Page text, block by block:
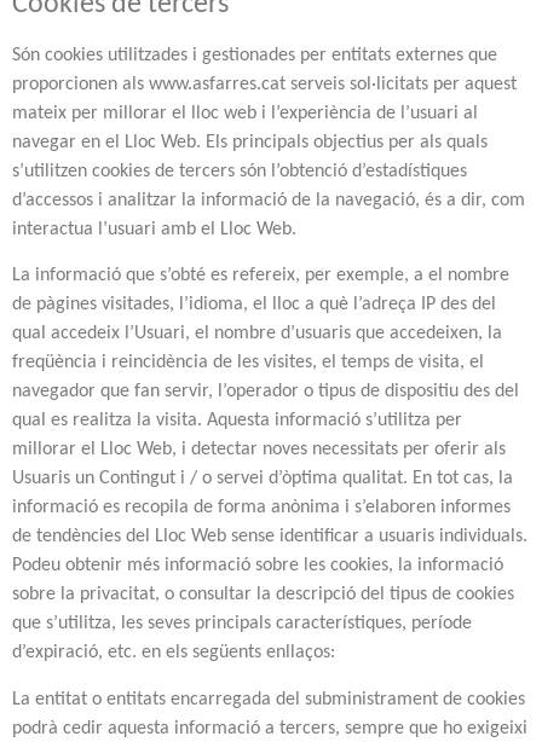
Són cookies utilitzades i gestionades per entitats externes que
proporcionen als www.asfarres.cat serveis sol·licitats per aquest
mateix per millorar el lloc web i l’experiència de l’usuari al
navegar en el Lloc Web. Els principals objectius per als quals
s’utilitzen cookies de tercers són l’obtenció d’estadístiques
d’accessos i analitzar la informació de la navegació, és a dir, com
interactua l’usuari amb el Lloc Web.
La informació que s’obté es refereix, per exemple, a el nombre
de pàgines visitades, l’idioma, el lloc a què l’adreça IP des del
qual accedeix l’Usuari, el nombre d’usuaris que accedeixen, la
freqüència i reincidència de les visites, el temps de visita, el
navegador que fan servir, l’operador o tipus de dispositiu des del
qual es realitza la visita. Aquesta informació s’utilitza per
millorar el Lloc Web, i detectar noves necessitats per oferir als
Usuaris un Contingut i / o servei d’òptima qualitat. En tot cas, la
informació es recopila de forma anònima i s’elaboren informes
de tendències del Lloc Web sense identificar a usuaris individuals.
Podeu obtenir més informació sobre les cookies, la informació
sobre la privacitat, o consultar la descripció del tipus de cookies
que s’utilitza, les seves principals característiques, període
d’expiració, etc. en els següents enllaços:
La entitat o entitats encarregada del subministrament de cookies
podrà cedir aquesta informació a tercers, sempre que ho exigeixi